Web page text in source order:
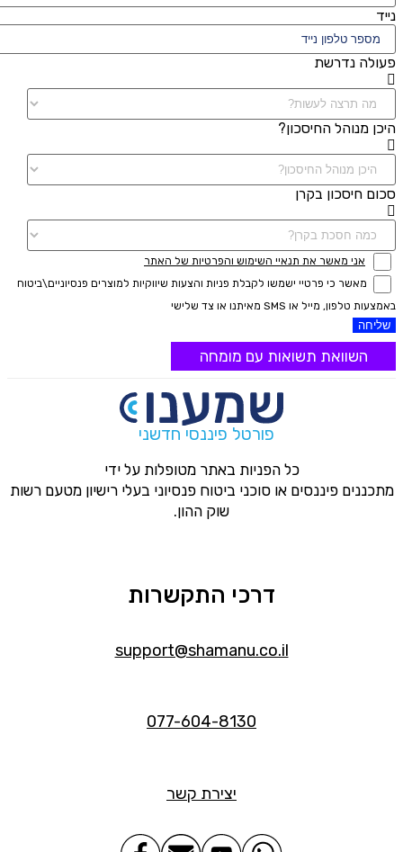
נייד
פעולה נדרשת
היכן מנוהל החיסכון?
סכום חיסכון בקרן
אני מאשר את תנאיי השימוש והפרטיות של האתר
מאשר כי פרטיי ישמשו לקבלת פניות והצעות שיווקיות למוצרים פנסיוניים\ביטוח
באמצעות טלפון, מייל או SMS מאיתנו או צד שלישי
שליחה
השוואת תשואות עם מומחה
פורטל פיננסי חדשני
כל הפניות באתר מטופלות על ידי
מתכננים פיננסים או סוכני ביטוח פנסיוני בעלי רישיון מטעם רשות
שוק ההון.
דרכי התקשרות
support@shamanu.co.il
077-604-8130
יצירת קשר